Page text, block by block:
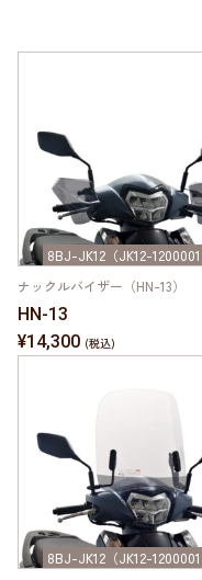
8BJ-JK12（JK12-1200001
ナックルバイザー（HN-13）
HN-13
¥14,300
8BJ-JK12（JK12-1200001